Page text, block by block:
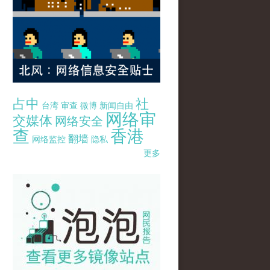
占中 台湾 审查 微博 新闻自由 社
交媒体 网络安全 网络审
查 网络监控 翻墙 隐私 香港
更多
pao-pao-banner-mirror-site-120814.jpg